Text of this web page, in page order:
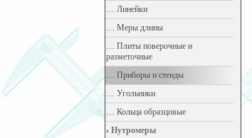
… Линейки
… Меры длины
… Плиты поверочные и
разметочные
… Приборы и стенды
… Угольники
… Кольца образцовые
› Нутромеры